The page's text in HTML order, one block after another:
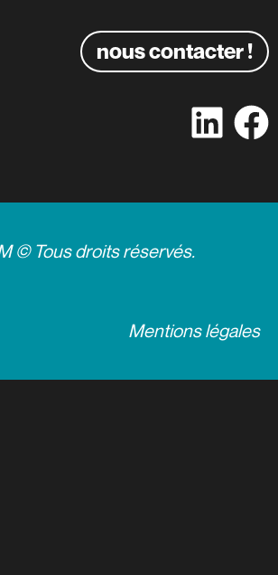
nous contacter !
© Tous droits réservés.
Mentions légales